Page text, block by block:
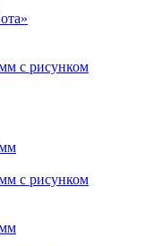
с рисунком
с рисунком